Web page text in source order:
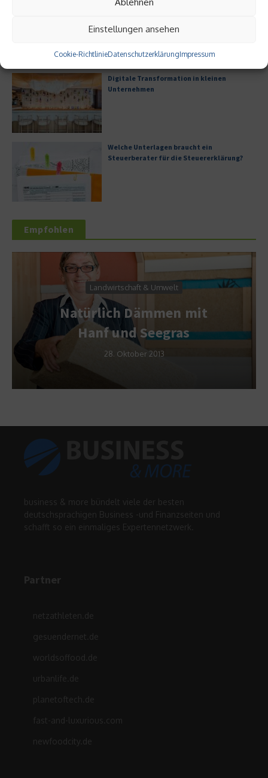
Einstellungen ansehen
Cookie-RichtlinieDatenschutzerklärungImpressum
Digitale Transformation in kleinen
Unternehmen
Welche Unterlagen braucht ein
Steuerberater für die Steuererklärung?
Empfohlen
Landwirtschaft & Umwelt
Natürlich Dämmen mit
Hanf und Seegras
28. Oktober 2013
business & more bündelt viele der besten
deutschsprachigen Business -und Finanzseiten und
schafft so ein einmaliges Expertennetzwerk.
Partner
netzathleten.de
gesuendernet.de
worldsoffood.de
urbanlife.de
planetoftech.de
fast-and-luxurious.com
newfoodcity.de